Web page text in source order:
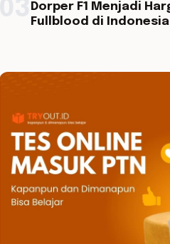
Dorper F1 Menjadi
Fullblood di Indonesia